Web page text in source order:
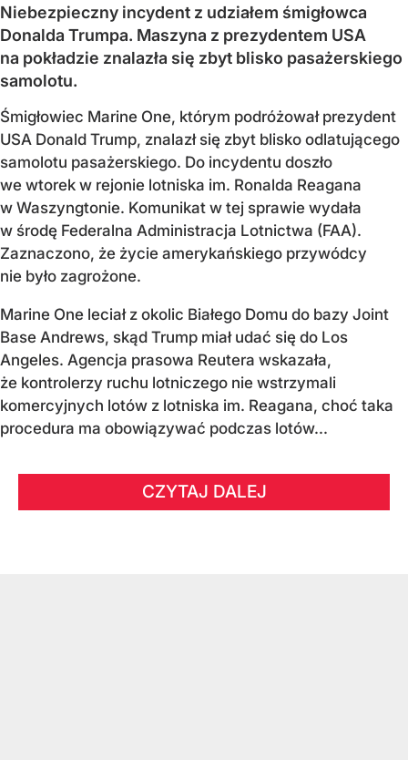
Niebezpieczny incydent z udziałem śmigłowca
Donalda Trumpa. Maszyna z prezydentem USA
na pokładzie znalazła się zbyt blisko pasażerskiego
samolotu.
Śmigłowiec Marine One, którym podróżował prezydent
USA Donald Trump, znalazł się zbyt blisko odlatującego
samolotu pasażerskiego. Do incydentu doszło
we wtorek w rejonie lotniska im. Ronalda Reagana
w Waszyngtonie. Komunikat w tej sprawie wydała
w środę Federalna Administracja Lotnictwa (FAA).
Zaznaczono, że życie amerykańskiego przywódcy
nie było zagrożone.
Marine One leciał z okolic Białego Domu do bazy Joint
Base Andrews, skąd Trump miał udać się do Los
Angeles. Agencja prasowa Reutera wskazała,
że kontrolerzy ruchu lotniczego nie wstrzymali
komercyjnych lotów z lotniska im. Reagana, choć taka
procedura ma obowiązywać podczas lotów...
CZYTAJ DALEJ